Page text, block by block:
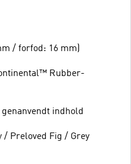
/ forfod: 16 mm)
Rubber-
indhold
Preloved Fig / Grey